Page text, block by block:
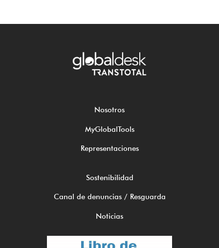
Nosotros
MyGlobalTools
Representaciones
Sostenibilidad
Canal de denuncias / Resguarda
Noticias